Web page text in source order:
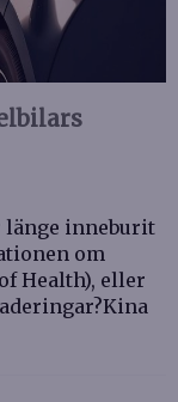
länge inneburit
om
Health), eller